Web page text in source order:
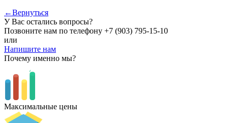
←Вернуться
У Вас остались вопросы?
Позвоните нам по телефону +7 (903) 795-15-10
или
Напишите нам
Почему именно мы?
Максимальные цены